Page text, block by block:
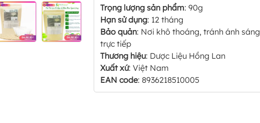
Trọng lượng sản phẩm: 90g
Hạn sử dụng: 12 tháng
Bảo quản: Nơi khô thoáng, tránh ánh sáng
trực tiếp
Thương hiệu: Dược Liệu Hồng Lan
Xuất xứ: Việt Nam
EAN code: 8936218510005